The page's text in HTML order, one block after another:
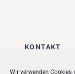
Wir verwenden
KONTAKT